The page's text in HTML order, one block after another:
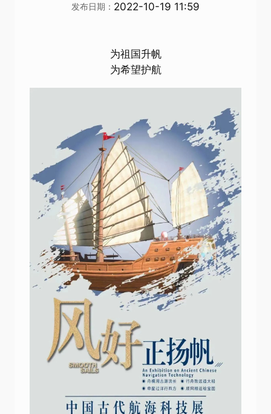
发布日期： 2022-10-19 11:59
为祖国升帆
为希望护航